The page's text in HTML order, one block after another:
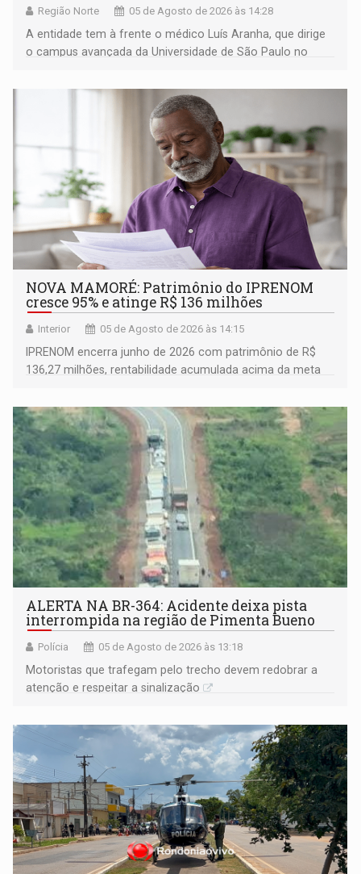
Região Norte 05 de Agosto de 2026 às 14:28
A entidade tem à frente o médico Luís Aranha, que dirige
o campus avançada da Universidade de São Paulo no
NOVA MAMORÉ: Patrimônio do IPRENOM
cresce 95% e atinge R$ 136 milhões
Interior 05 de Agosto de 2026 às 14:15
IPRENOM encerra junho de 2026 com patrimônio de R$
136,27 milhões, rentabilidade acumulada acima da meta
ALERTA NA BR-364: Acidente deixa pista
interrompida na região de Pimenta Bueno
Polícia 05 de Agosto de 2026 às 13:18
​Motoristas que trafegam pelo trecho devem redobrar a
atenção e respeitar a sinalização